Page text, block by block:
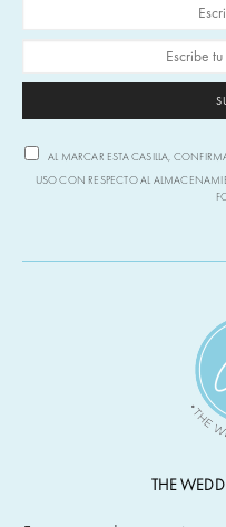
AL MARCAR ESTA CASILLA,
USO CON RESPECTO AL
THE